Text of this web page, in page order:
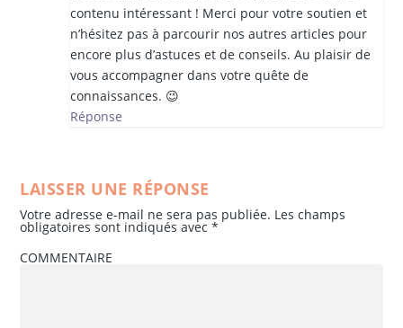
contenu intéressant ! Merci pour votre soutien et
n’hésitez pas à parcourir nos autres articles pour
encore plus d’astuces et de conseils. Au plaisir de
vous accompagner dans votre quête de
connaissances. 😉
Réponse
LAISSER UNE RÉPONSE
Votre adresse e-mail ne sera pas publiée. Les champs
obligatoires sont indiqués avec*
COMMENTAIRE